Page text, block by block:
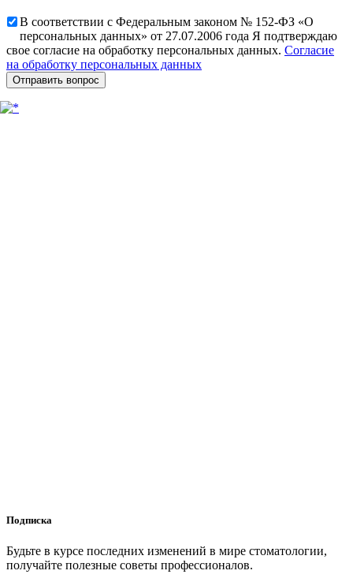
В соответствии с Федеральным законом № 152-ФЗ «О
персональных данных» от 27.07.2006 года Я подтверждаю
свое согласие на обработку персональных данных. Согласие
на обработку персональных данных
Подписка
Будьте в курсе последних изменений в мире стоматологии,
получайте полезные советы профессионалов.